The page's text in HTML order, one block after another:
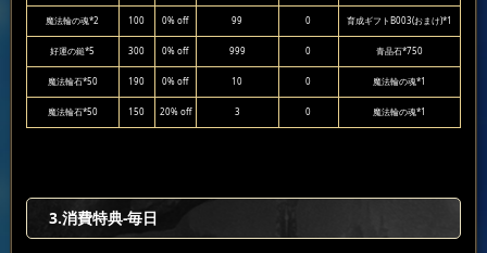
魔法輪の魂*2 100 0% off 99 0 育成ギフトB003(おまけ)*1
好運の鎚*5 300 0% off 999 0 青晶石*750
魔法輪石*50 190 0% off 10 0 魔法輪の魂*1
魔法輪石*50 150 20% off 3 0 魔法輪の魂*1
3.消費特典-毎日